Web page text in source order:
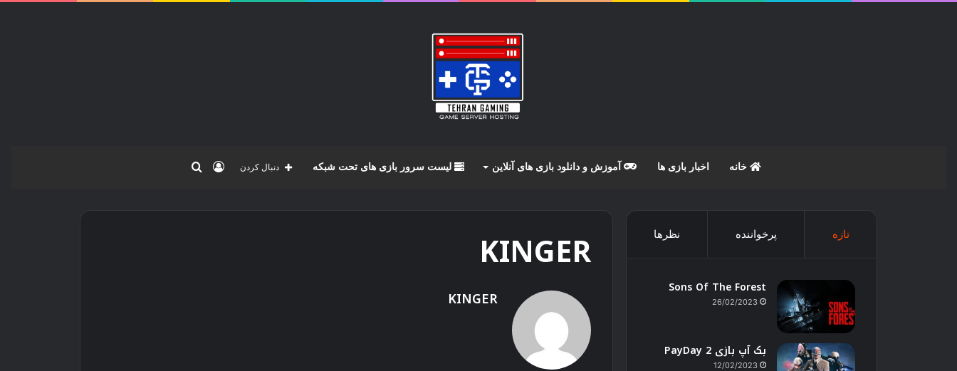
خانه اخبار بازی ها آموزش و دانلود بازی های آنلاین لیست سرور بازی های تحت شبکه جستجوورود دنبال کردن
KINGER
KINGER
تازه پرخواننده نظرها
Sons Of The Forest
26/02/2023
بک آپ بازی PayDay 2
12/02/2023